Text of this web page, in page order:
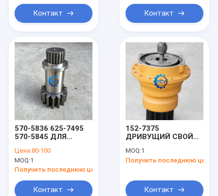
Продукты
Видеозаписи
О нас
Экскурсия по заводу
Новости
Контакт Контакт
570-5836 625-7495
570-5845 ДЛЯ
ВАЛ ШЕСТЕРНИ
Цена:80-100
MOQ:1
Получить последнюю цену
Контакт
152-7375
ДРИВУЩИЙ СВОЙНГ
экскаватора M312
M313C M313D M315
MOQ:1
Получить последнюю цену
Контакт